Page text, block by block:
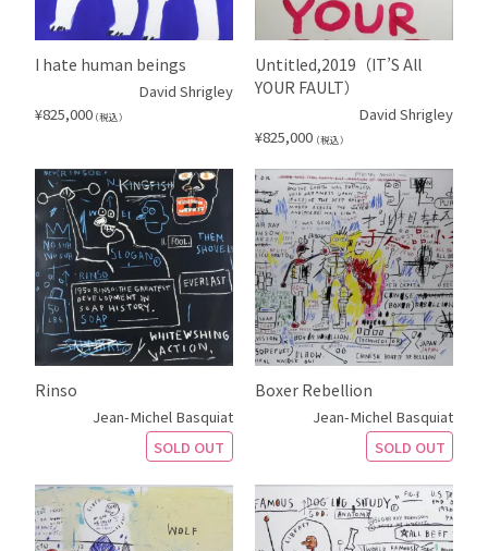
I hate human beings
David Shrigley
¥825,000 （税込）
Untitled,2019（IT’S All
YOUR FAULT）
David Shrigley
¥825,000 （税込）
Rinso
Jean-Michel Basquiat
SOLD OUT
Boxer Rebellion
Jean-Michel Basquiat
SOLD OUT